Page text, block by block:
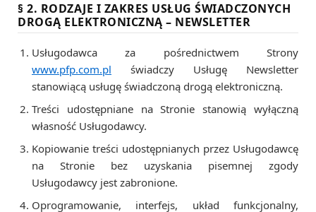
§ 2. RODZAJE I ZAKRES USŁUG ŚWIADCZONYCH
DROGĄ ELEKTRONICZNĄ – NEWSLETTER
Usługodawca za pośrednictwem Strony
www.pfp.com.pl świadczy Usługę Newsletter
stanowiącą usługę świadczoną drogą elektroniczną.
Treści udostępniane na Stronie stanowią wyłączną
własność Usługodawcy.
Kopiowanie treści udostępnianych przez Usługodawcę
na Stronie bez uzyskania pisemnej zgody
Usługodawcy jest zabronione.
Oprogramowanie, interfejs, układ funkcjonalny,